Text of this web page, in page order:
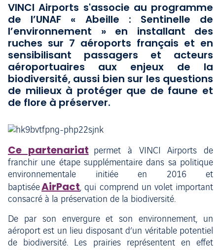
VINCI Airports s'associe au programme
de l’UNAF « Abeille : Sentinelle de
l’environnement » en installant des
ruches sur 7 aéroports français et en
sensibilisant passagers et acteurs
aéroportuaires aux enjeux de la
biodiversité, aussi bien sur les questions
de milieux à protéger que de faune et
de flore à préserver.
Ce partenariat permet à VINCI Airports de
franchir une étape supplémentaire dans sa politique
environnementale initiée en 2016 et
baptiséeAirPact, qui comprend un volet important
consacré à la préservation de la biodiversité.
De par son envergure et son environnement, un
aéroport est un lieu disposant d’un véritable potentiel
de biodiversité. Les prairies représentent en effet